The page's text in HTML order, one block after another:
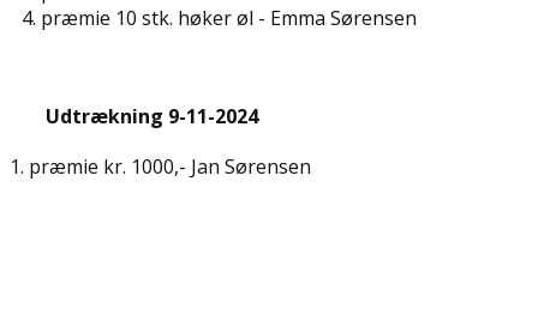
4. præmie 10 stk. høker øl - ​​Emma Sørensen
Udtrækning 9-11-2024
1. præmie kr. 1000,-​ Jan Sørensen